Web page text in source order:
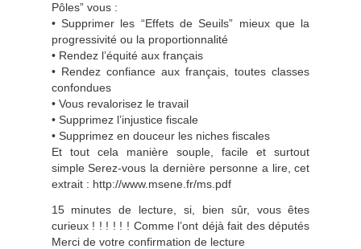
Pôles” vous :
• Supprimer les “Effets de Seuils” mieux que la
progressivité ou la proportionnalité
• Rendez l’équité aux français
• Rendez confiance aux français, toutes classes
confondues
• Vous revalorisez le travail
• Supprimez l’injustice fiscale
• Supprimez en douceur les niches fiscales
Et tout cela manière souple, facile et surtout
simple Serez-vous la dernière personne a lire, cet
extrait : http://www.msene.fr/ms.pdf
15 minutes de lecture, si, bien sûr, vous êtes
curieux ! ! ! ! ! ! Comme l’ont déjà fait des députés
Merci de votre confirmation de lecture